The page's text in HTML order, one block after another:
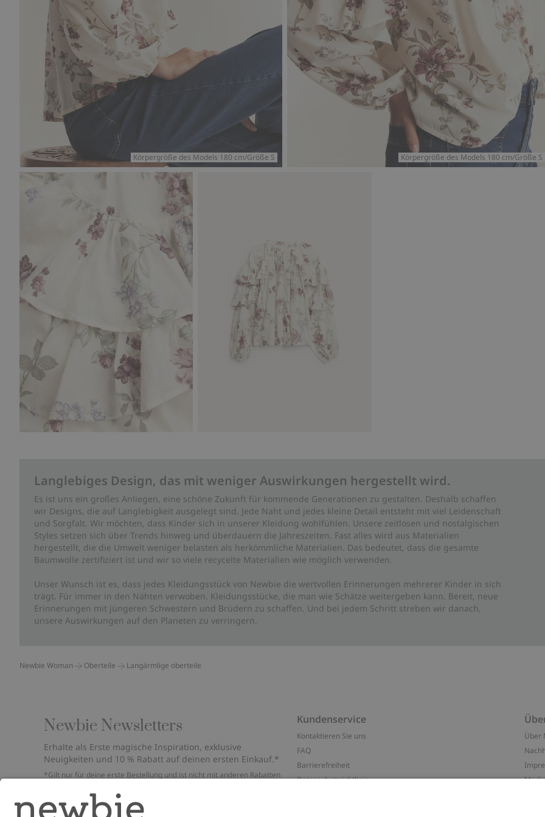
Körpergröße des Models 180 cm/Größe S Körpergröße des Models 180 cm/Größe S
Langlebiges Design, das mit weniger Auswirkungen hergestellt wird.
Es ist uns ein großes Anliegen, eine schöne Zukunft für kommende Generationen zu gestalten. Deshalb schaffen
wir Designs, die auf Langlebigkeit ausgelegt sind. Jede Naht und jedes kleine Detail entsteht mit viel Leidenschaft
und Sorgfalt. Wir möchten, dass Kinder sich in unserer Kleidung wohlfühlen. Unsere zeitlosen und nostalgischen
Styles setzen sich über Trends hinweg und überdauern die Jahreszeiten. Fast alles wird aus Materialien
hergestellt, die die Umwelt weniger belasten als herkömmliche Materialien. Das bedeutet, dass die gesamte
Baumwolle zertifiziert ist und wir so viele recycelte Materialien wie möglich verwenden.
Unser Wunsch ist es, dass jedes Kleidungsstück von Newbie die wertvollen Erinnerungen mehrerer Kinder in sich
trägt. Für immer in den Nähten verwoben. Kleidungsstücke, die man wie Schätze weitergeben kann. Bereit, neue
Erinnerungen mit jüngeren Schwestern und Brüdern zu schaffen. Und bei jedem Schritt streben wir danach,
unsere Auswirkungen auf den Planeten zu verringern.
Newbie Woman Oberteile Langärmlige oberteile
Newbie Newsletters
Erhalte als Erste magische Inspiration, exklusive
Neuigkeiten und 10 % Rabatt auf deinen ersten Einkauf.*
*Gilt nur für deine erste Bestellung und ist nicht mit anderen Rabatten
überprüfe deinen Spam-Ordner. Lies unsere
FAQ & Cookie-Richtlinie
Kundenservice
Kontaktieren Sie uns
FAQ
Barrierefreiheit
Datenschutzrichtlinie
Über